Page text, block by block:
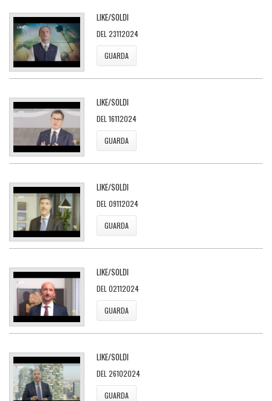
LIKE/SOLDI
DEL 23112024
GUARDA
LIKE/SOLDI
DEL 16112024
GUARDA
LIKE/SOLDI
DEL 09112024
GUARDA
LIKE/SOLDI
DEL 02112024
GUARDA
LIKE/SOLDI
DEL 26102024
GUARDA